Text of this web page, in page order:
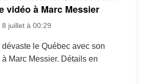
vidéo à Marc Messier
juillet à 00:29
le Québec avec son
Marc Messier. Détails en